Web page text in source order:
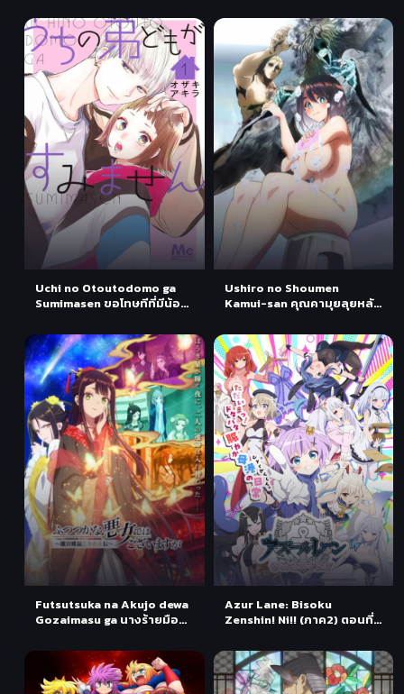
Uchi no Otoutodomo ga
Sumimasen ขอโทษทีที่มีน้อง
ไทย
Ushiro no Shoumen
Kamui-san คุณคามุยลุยหลัง
Futsutsuka na Akujo dewa
Gozaimasu ga นางร้ายมือ
คะ ตอนที่ 1 ซับไทย
Azur Lane: Bisoku
Zenshin! Ni!! (ภาค2) ตอนที่ 1